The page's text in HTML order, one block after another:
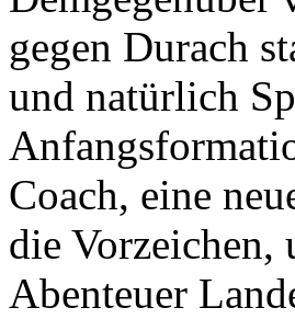
gegen Durach
und natürlich
Coach, eine
die Vorzeichen,
Abenteuer